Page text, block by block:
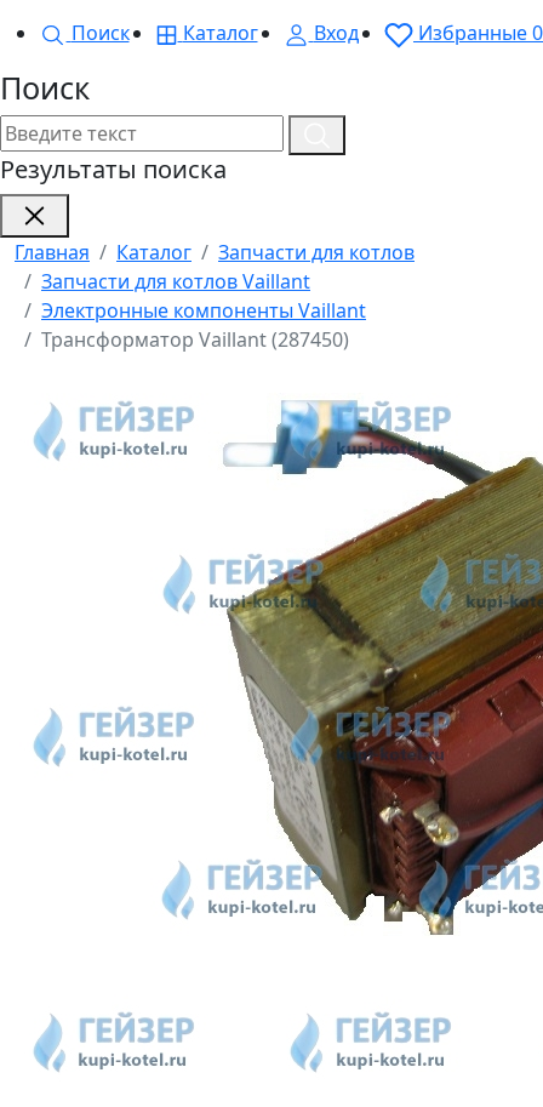
Поиск
Каталог Вход Избранные0
Поиск
Результаты поиска
Главная Каталог
Запчасти для котлов
Запчасти для котлов Vaillant
Электронные компоненты Vaillant
Трансформатор Vaillant (287450)